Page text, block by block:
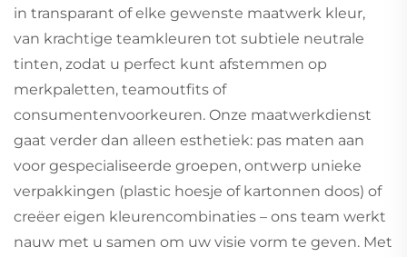
in transparant of elke gewenste maatwerk kleur,
van krachtige teamkleuren tot subtiele neutrale
tinten, zodat u perfect kunt afstemmen op
merkpaletten, teamoutfits of
consumentenvoorkeuren. Onze maatwerkdienst
gaat verder dan alleen esthetiek: pas maten aan
voor gespecialiseerde groepen, ontwerp unieke
verpakkingen (plastic hoesje of kartonnen doos) of
creëer eigen kleurencombinaties – ons team werkt
nauw met u samen om uw visie vorm te geven. Met